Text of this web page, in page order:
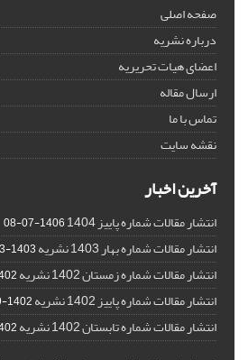
صفحه اصلی
درباره نشریه
اعضای هیات تحریریه
ارسال مقاله
تماس با ما
نقشه سایت
آخرین اخبار
انتشار مقالات شماره پاییز 1404 1406-07-08
انتشار مقالات شماره بهار 1403 نشریه 1403-03-31
انتشار مقالات شماره زمستان 1402 نشریه 12-25
انتشار مقالات شماره پاییز 1402 نشریه 1402-09-30
انتشار مقالات شماره تابستان 1402 نشریه 06-30